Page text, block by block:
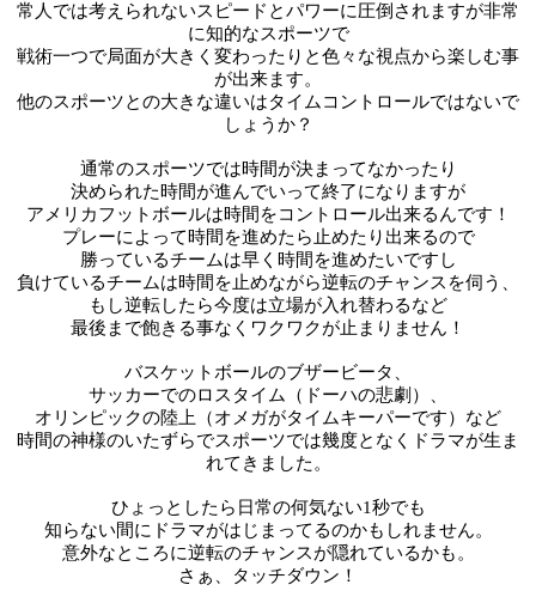
常人では考えられないスピードとパワーに圧倒されますが非常
に知的なスポーツで
戦術一つで局面が大きく変わったりと色々な視点から楽しむ事
が出来ます。
他のスポーツとの大きな違いはタイムコントロールではないで
しょうか？
通常のスポーツでは時間が決まってなかったり
決められた時間が進んでいって終了になりますが
アメリカフットボールは時間をコントロール出来るんです！
プレーによって時間を進めたら止めたり出来るので
勝っているチームは早く時間を進めたいですし
負けているチームは時間を止めながら逆転のチャンスを伺う、
もし逆転したら今度は立場が入れ替わるなど
最後まで飽きる事なくワクワクが止まりません！
バスケットボールのブザービータ、
サッカーでのロスタイム（ドーハの悲劇）、
オリンピックの陸上（オメガがタイムキーパーです）など
時間の神様のいたずらでスポーツでは幾度となくドラマが生ま
れてきました。
ひょっとしたら日常の何気ない1秒でも
知らない間にドラマがはじまってるのかもしれません。
意外なところに逆転のチャンスが隠れているかも。
さぁ、タッチダウン！